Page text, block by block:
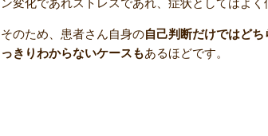
ン変化であれストレスであれ、症状としてはよく
そのため、患者さん自身の自己判断だけではど
っきりわからないケースもあるほどです。